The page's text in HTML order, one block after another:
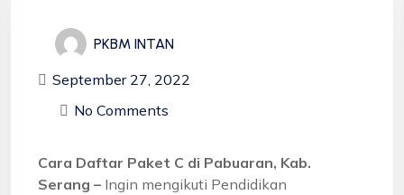
PKBM INTAN
September 27, 2022
No Comments
Cara Daftar Paket C di Pabuaran, Kab.
Serang – Ingin mengikuti Pendidikan